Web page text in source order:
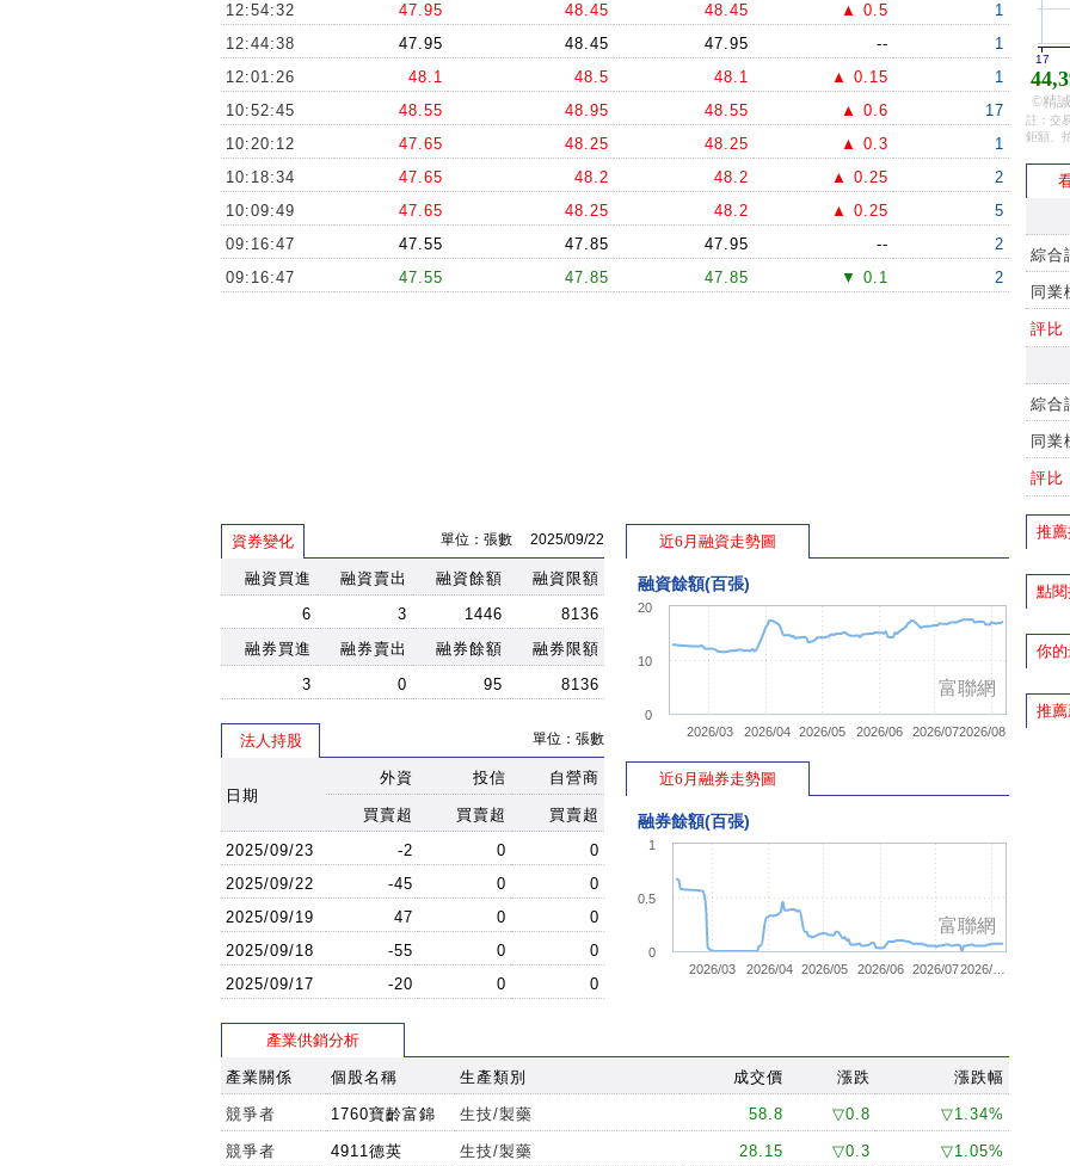
12:54:32
47.95 48.45 48.45 ▲ 0.5
1
12:44:38
47.95 48.45 47.95 --
1
12:01:26
48.1 48.5 48.1 ▲ 0.15
1
10:52:45
48.55 48.95 48.55 ▲ 0.6
17
10:20:12
47.65 48.25 48.25 ▲ 0.3
1
10:18:34
47.65 48.2 48.2 ▲ 0.25
2
10:09:49
47.65 48.25 48.2 ▲ 0.25
5
09:16:47
47.55 47.85 47.95 --
2
09:16:47
47.55 47.85 47.85 ▼ 0.1 2
資券變化 單位：張數 2025/09/22
融資買進 融資賣出 融資餘額
融資限額
6
3 1446
8136
融券買進
融券賣出 融券餘額
融券限額
3
0 95 8136
法人持股 單位：張數
日期
外資 投信 自營商
買賣超 買賣超
買賣超
2025/09/23
-2 0
0
2025/09/22
-45 0
0
2025/09/19
47 0
0
2025/09/18
-55 0
0
2025/09/17
-20 0 0
近6月融資走勢圖
融資餘額(百張)
2026/03 2026/04 2026/05 2026/06 2026/072026/08
0
10
20
富聯網
近6月融券走勢圖
融券餘額(百張)
2026/03 2026/04 2026/05 2026/06 2026/072026/…
0
0.5
1
富聯網
產業供銷分析
產業關係 個股名稱 生產類別 成交價 漲跌 漲跌幅
競爭者 1760寶齡富錦 生技/製藥 58.8 ▽0.8 ▽1.34%
競爭者 4911德英 生技/製藥 28.15 ▽0.3 ▽1.05%
17
©精
註：交
鉅額、
綜合
同業
評比
綜合
同業
評比
推
點
你
推